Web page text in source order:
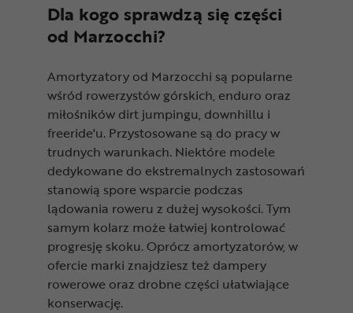
Dla kogo sprawdzą się części
od Marzocchi?
Amortyzatory od Marzocchi są popularne
wśród rowerzystów górskich, enduro oraz
miłośników dirt jumpingu, downhillu i
freeride'u. Przystosowane są do pracy w
trudnych warunkach. Niektóre modele
dedykowane do ekstremalnych zastosowań
stanowią spore wsparcie podczas
lądowania roweru z dużej wysokości. Tym
samym kolarz może łatwiej kontrolować
progresję skoku. Oprócz amortyzatorów, w
ofercie marki znajdziesz też dampery
rowerowe oraz drobne części ułatwiające
konserwację.